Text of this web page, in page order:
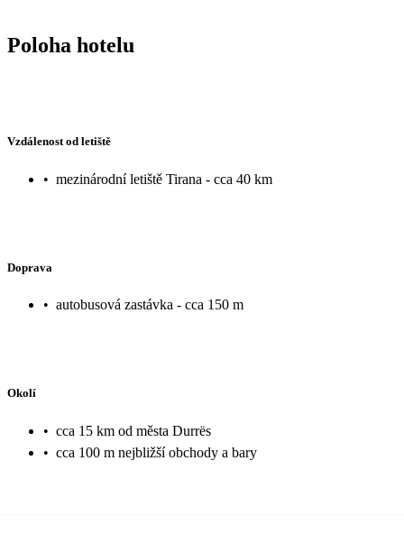
Poloha hotelu
Vzdálenost od letiště
• mezinárodní letiště Tirana - cca 40 km
Doprava
• autobusová zastávka - cca 150 m
Okolí
• cca 15 km od města Durrës
• cca 100 m nejbližší obchody a bary